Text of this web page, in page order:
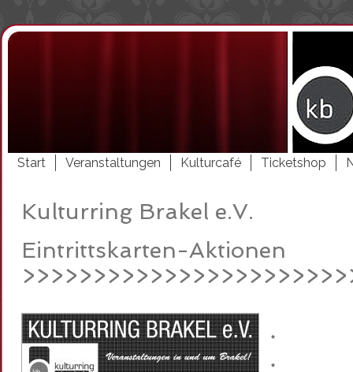
Start Veranstaltungen Kulturcafé Ticketshop
Kulturring Brakel e.V.
Eintrittskarten-Aktionen
*